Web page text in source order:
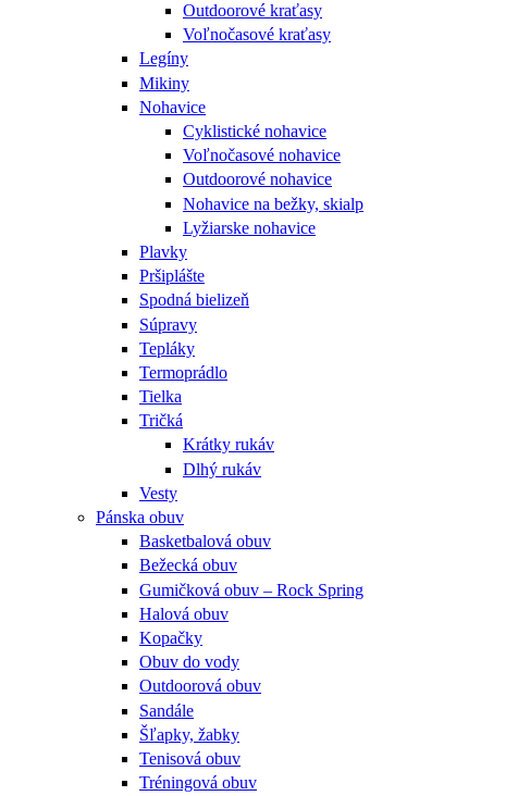
Outdoorové kraťasy
Voľnočasové kraťasy
Legíny
Mikiny
Nohavice
Cyklistické nohavice
Voľnočasové nohavice
Outdoorové nohavice
Nohavice na bežky, skialp
Lyžiarske nohavice
Plavky
Pršiplášte
Spodná bielizeň
Súpravy
Tepláky
Termoprádlo
Tielka
Tričká
Krátky rukáv
Dlhý rukáv
Vesty
Pánska obuv
Basketbalová obuv
Bežecká obuv
Gumičková obuv – Rock Spring
Halová obuv
Kopačky
Obuv do vody
Outdoorová obuv
Sandále
Šľapky, žabky
Tenisová obuv
Tréningová obuv